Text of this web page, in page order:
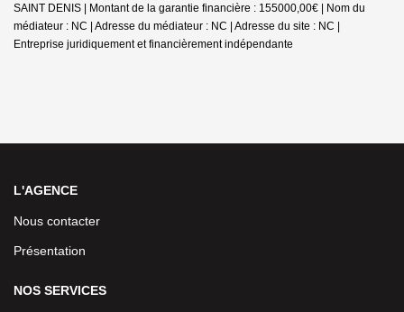
SAINT DENIS | Montant de la garantie financière : 155000,00€ | Nom du
médiateur : NC | Adresse du médiateur : NC | Adresse du site : NC |
Entreprise juridiquement et financièrement indépendante
L'AGENCE
Nous contacter
Présentation
NOS SERVICES